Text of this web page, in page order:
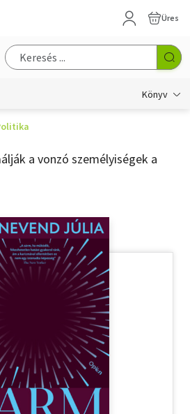
Üres
Könyv
a vonzó személyiségek a